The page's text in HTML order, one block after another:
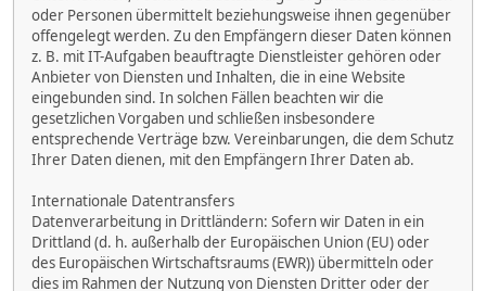
oder Personen übermittelt beziehungsweise ihnen gegenüber
offengelegt werden. Zu den Empfängern dieser Daten können
z. B. mit IT-Aufgaben beauftragte Dienstleister gehören oder
Anbieter von Diensten und Inhalten, die in eine Website
eingebunden sind. In solchen Fällen beachten wir die
gesetzlichen Vorgaben und schließen insbesondere
entsprechende Verträge bzw. Vereinbarungen, die dem Schutz
Ihrer Daten dienen, mit den Empfängern Ihrer Daten ab.
Internationale Datentransfers
Datenverarbeitung in Drittländern: Sofern wir Daten in ein
Drittland (d. h. außerhalb der Europäischen Union (EU) oder
des Europäischen Wirtschaftsraums (EWR)) übermitteln oder
dies im Rahmen der Nutzung von Diensten Dritter oder der